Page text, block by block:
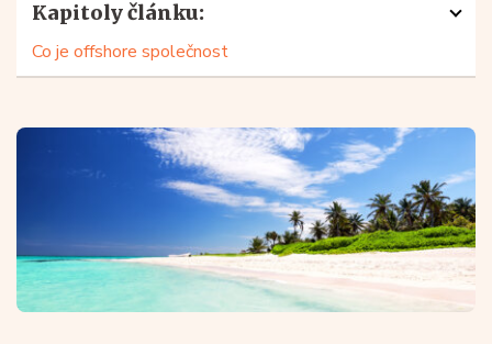
Kapitoly článku:
Co je offshore společnost